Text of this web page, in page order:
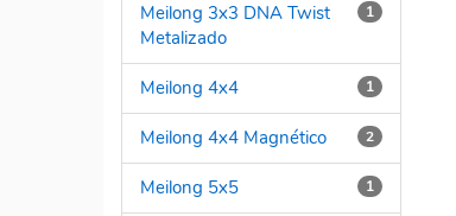
1
Meilong 3x3 DNA Twist
Metalizado
1
Meilong 4x4
2
Meilong 4x4 Magnético
1
Meilong 5x5